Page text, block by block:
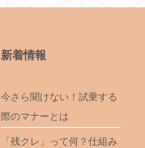
新着情報
今さら聞けない！試乗する
際のマナーとは
「残クレ」って何？仕組み